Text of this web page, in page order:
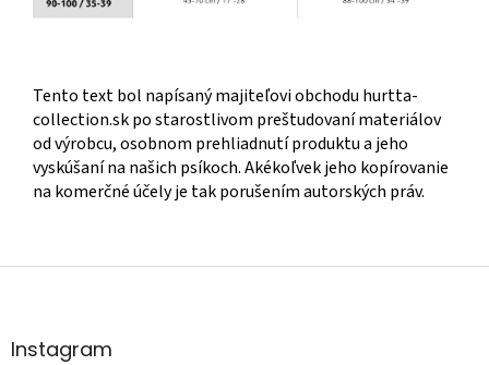
Tento text bol napísaný majiteľovi obchodu hurtta-
collection.sk po starostlivom preštudovaní materiálov
od výrobcu, osobnom prehliadnutí produktu a jeho
vyskúšaní na našich psíkoch. Akékoľvek jeho kopírovanie
na komerčné účely je tak porušením autorských práv.
Z
äInstagram